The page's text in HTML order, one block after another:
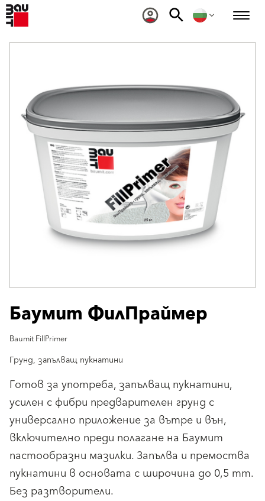
Баумит ФилПраймер
Baumit FillPrimer
Грунд, запълващ пукнатини
Готов за употреба, запълващ пукнатини,
усилен с фибри предварителен грунд с
универсално приложение за вътре и вън,
включително преди полагане на Баумит
пастообразни мазилки. Запълва и премоства
пукнатини в основата с широчина до 0,5 mm.
Без разтворители.